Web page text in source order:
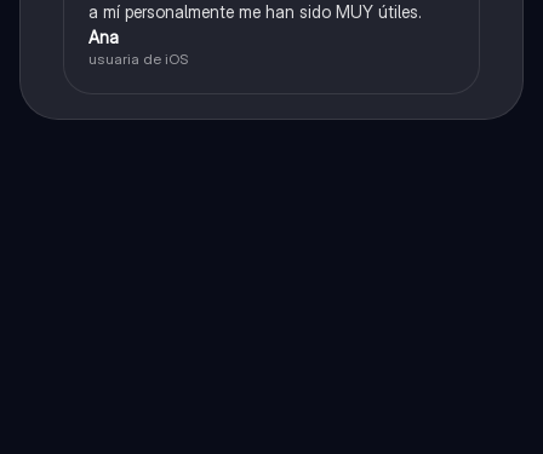
a mí personalmente me han sido MUY útiles.
Ana
usuaria de iOS